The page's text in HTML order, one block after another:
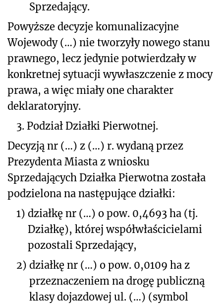
Sprzedający.
Powyższe decyzje komunalizacyjne
Wojewody (…) nie tworzyły nowego stanu
prawnego, lecz jedynie potwierdzały w
konkretnej sytuacji wywłaszczenie z mocy
prawa, a więc miały one charakter
deklaratoryjny.
3. Podział Działki Pierwotnej.
Decyzją nr (…) z (…) r. wydaną przez
Prezydenta Miasta z wniosku
Sprzedających Działka Pierwotna została
podzielona na następujące działki:
1) działkę nr (…) o pow. 0,4693 ha (tj.
Działkę), której współwłaścicielami
pozostali Sprzedający,
2) działkę nr (…) o pow. 0,0109 ha z
przeznaczeniem na drogę publiczną
klasy dojazdowej ul. (…) (symbol